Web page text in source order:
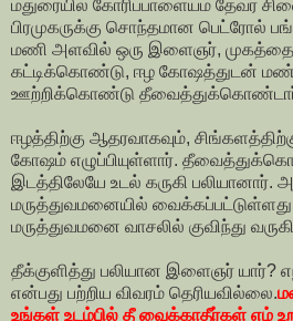
மதுரையில் கோரிப்பாளையம் தேவர்
பிரமுகருக்கு சொந்தமான பெட்ரோல்
மணி அளவில் ஒரு இளைஞர், முகத்தை
கட்டிக்கொண்டு, ஈழ கோஷத்துடன்
ஊற்றிக்கொண்டு
ஈழத்திற்கு ஆதரவாகவும்,
கோஷம் எழுப்பியுள்ளார்.
இடத்திலேயே உடல் கருகி பலியானார்.
மருத்துவமனையில்
மருத்துவமனை வாசலில் குவிந்து
தீக்குளித்து பலியான இளைஞர் யார்?
என்பது பற்றிய விவரம் தெரியவில்லை.
உங்கள் உடம்பில் தீ வைக்காதீர்கள் எம்